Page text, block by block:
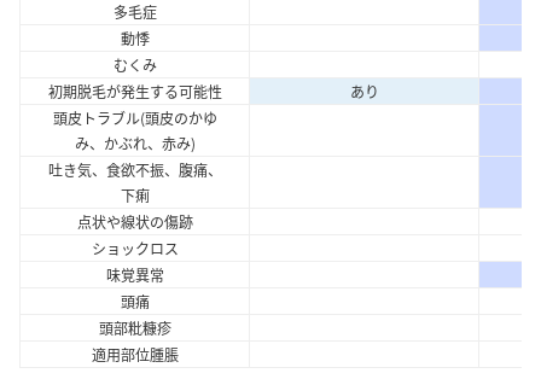
多毛症
動悸
むくみ
初期脱毛が発生する可能性
あり
頭皮トラブル(頭皮のかゆ
み、かぶれ、赤み)
吐き気、食欲不振、腹痛、
下痢
点状や線状の傷跡
ショックロス
味覚異常
頭痛
頭部粃糠疹
適用部位腫脹